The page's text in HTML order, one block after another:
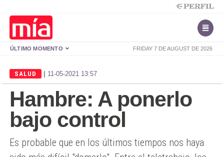
FRIDAY 7 DE AUGUST DE 2026
ÚLTIMO MOMENTO
SALUD | 11-05-2021 13:57
Hambre: A ponerlo
bajo control
Es probable que en los últimos tiempos nos haya